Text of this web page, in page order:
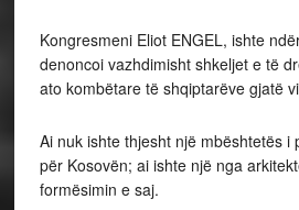
Kongresmeni Eliot ENGEL, ishte
denoncoi vazhdimisht shkeljet e të
ato kombëtare të shqiptarëve gjatë
Ai nuk ishte thjesht një mbështetës i
për Kosovën; ai ishte një nga
formësimin e saj.